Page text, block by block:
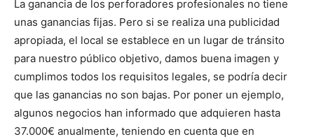
La ganancia de los perforadores profesionales no tiene
unas ganancias fijas. Pero si se realiza una publicidad
apropiada, el local se establece en un lugar de tránsito
para nuestro público objetivo, damos buena imagen y
cumplimos todos los requisitos legales, se podría decir
que las ganancias no son bajas. Por poner un ejemplo,
algunos negocios han informado que adquieren hasta
37.000€ anualmente, teniendo en cuenta que en